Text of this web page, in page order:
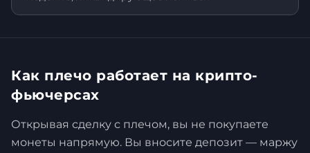
Как плечо работает на крипто-
фьючерсах
Открывая сделку с плечом, вы не покупаете
монеты напрямую. Вы вносите депозит — маржу